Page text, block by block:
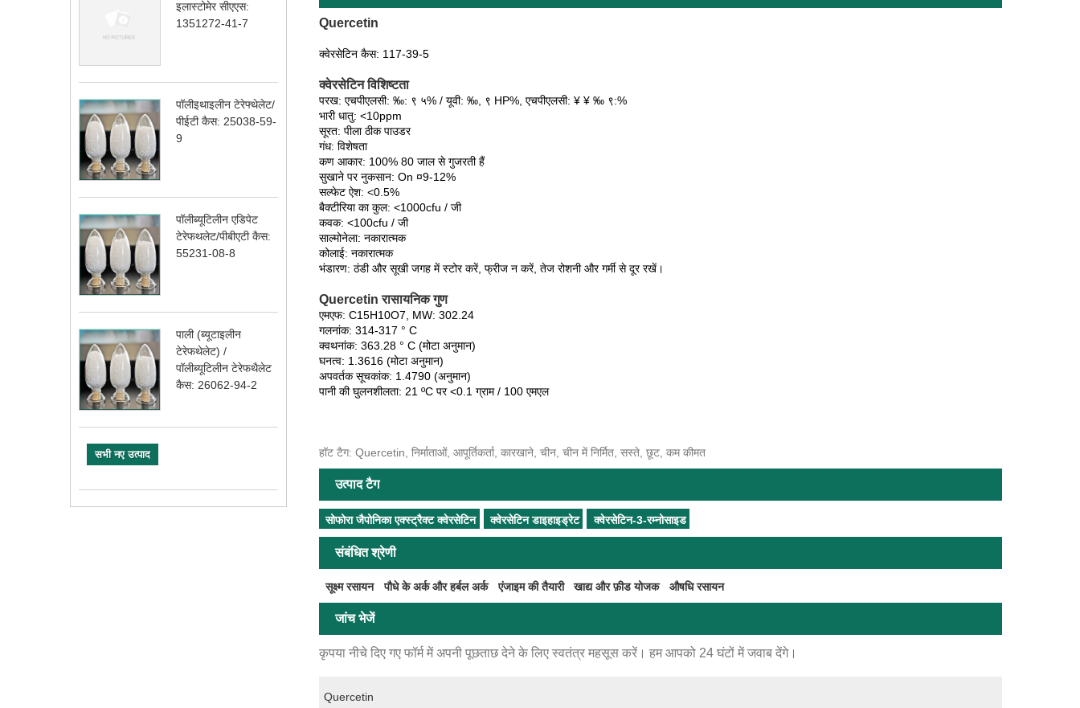
इलास्टोमेर सीएएस:
1351272-41-7
पॉलीइथाइलीन टेरेफ्थेलेट/
पीईटी कैस: 25038-59-
9
पॉलीब्यूटिलीन एडिपेट
टेरेफथलेट/पीबीएटी कैस:
55231-08-8
पाली (ब्यूटाइलीन
टेरेफथेलेट) /
पॉलीब्यूटिलीन टेरेफथैलेट
कैस: 26062-94-2
सभी नए उत्पाद
Quercetin
क्वेरसेटिन कैस: 117-39-5
क्वेरसेटिन विशिष्टता
परख: एचपीएलसी: ‰: ९ ५% / यूवी: ‰, ९ HP%, एचपीएलसी: ¥ ¥ ‰ ९:%
भारी धातु: <10ppm
सूरत: पीला ठीक पाउडर
गंध: विशेषता
कण आकार: 100% 80 जाल से गुजरती हैं
सुखाने पर नुकसान: On ¤9-12%
सल्फेट ऐश: <0.5%
बैक्टीरिया का कुल: <1000cfu / जी
कवक: <100cfu / जी
साल्मोनेला: नकारात्मक
कोलाई: नकारात्मक
भंडारण: ठंडी और सूखी जगह में स्टोर करें, फ्रीज न करें, तेज रोशनी और गर्मी से दूर रखें।
Quercetin रासायनिक गुण
एमएफ: C15H10O7, MW: 302.24
गलनांक: 314-317 ° C
क्वथनांक: 363.28 ° C (मोटा अनुमान)
घनत्व: 1.3616 (मोटा अनुमान)
अपवर्तक सूचकांक: 1.4790 (अनुमान)
पानी की घुलनशीलता: 21 ºC पर <0.1 ग्राम / 100 एमएल
हॉट टैग: Quercetin, निर्माताओं, आपूर्तिकर्ता, कारखाने, चीन, चीन में निर्मित, सस्ते, छूट, कम कीमत
उत्पाद टैग
सोफोरा जैपोनिका एक्स्ट्रैक्ट क्वेरसेटिन क्वेरसेटिन डाइहाइड्रेट क्वेरसेटिन-3-रम्नोसाइड
संबंधित श्रेणी
सूक्ष्म रसायन पौधे के अर्क और हर्बल अर्क एंजाइम की तैयारी खाद्य और फ़ीड योजक औषधि रसायन
जांच भेजें
कृपया नीचे दिए गए फॉर्म में अपनी पूछताछ देने के लिए स्वतंत्र महसूस करें। हम आपको 24 घंटों में जवाब देंगे।